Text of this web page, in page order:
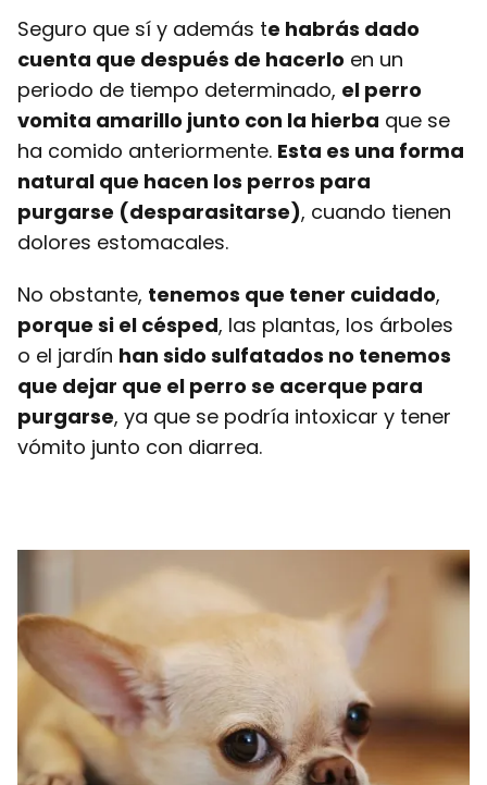
Seguro que sí y además te habrás dado
cuenta que después de hacerlo en un
periodo de tiempo determinado, el perro
vomita amarillo junto con la hierba que se
ha comido anteriormente. Esta es una forma
natural que hacen los perros para
purgarse (desparasitarse), cuando tienen
dolores estomacales.
No obstante, tenemos que tener cuidado,
porque si el césped, las plantas, los árboles
o el jardín han sido sulfatados no tenemos
que dejar que el perro se acerque para
purgarse, ya que se podría intoxicar y tener
vómito junto con diarrea.